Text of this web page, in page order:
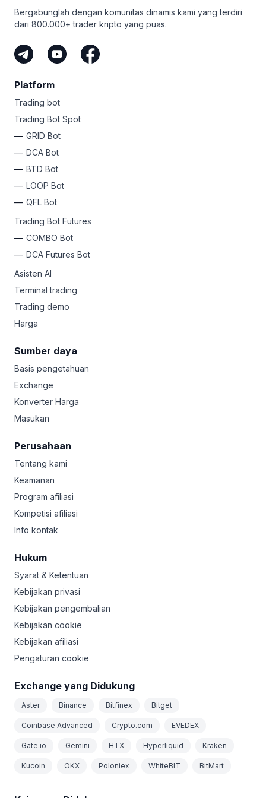
uang sebagai afiliasi Bitsgap. Inilah cara termudah untuk
mendapatkan kripto tanpa mempertaruhkan uang Anda
sendiri.
Bergabunglah dengan komunitas dinamis kami yang terdiri
dari 800.000+ trader kripto yang puas.
Platform
Trading bot
Trading Bot Spot
GRID Bot
DCA Bot
BTD Bot
LOOP Bot
QFL Bot
Trading Bot Futures
COMBO Bot
DCA Futures Bot
Asisten AI
Terminal trading
Trading demo
Harga
Sumber daya
Basis pengetahuan
Exchange
Konverter Harga
Masukan
Perusahaan
Tentang kami
Keamanan
Program afiliasi
Kompetisi afiliasi
Info kontak
Hukum
Syarat & Ketentuan
Kebijakan privasi
Kebijakan pengembalian
Kebijakan cookie
Kebijakan afiliasi
Pengaturan cookie
Exchange yang Didukung
Aster Binance Bitfinex Bitget
Coinbase Advanced Crypto.com EVEDEX
Gate.io Gemini HTX Hyperliquid Kraken
Kucoin OKX Poloniex WhiteBIT BitMart